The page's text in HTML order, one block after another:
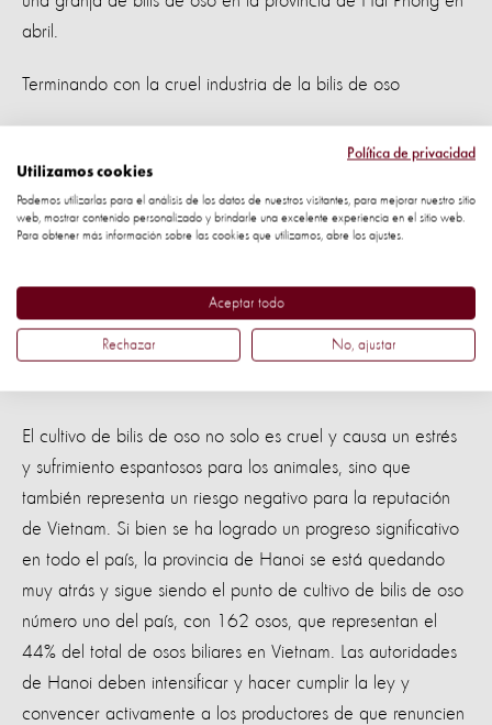
abril.
Terminando con la cruel industria de la bilis de oso
ONG asociadas han trabajado con el gobierno vietnamita,
luchando para poner fin a la cruel práctica del cultivo de
bilis de oso y proteger a la pequeña población de osos
dado como resultado una reducción de más del 90% en el
número de osos biliares en Vietnam. Pasando de 4.300
osos registrados en 2005 a 346 osos en las granjas en la
El cultivo de bilis de oso no solo es cruel y causa un estrés
y sufrimiento espantosos para los animales, sino que
también representa un riesgo negativo para la reputación
de Vietnam. Si bien se ha logrado un progreso significativo
en todo el país, la provincia de Hanoi se está quedando
muy atrás y sigue siendo el punto de cultivo de bilis de oso
número uno del país, con 162 osos, que representan el
44% del total de osos biliares en Vietnam. Las autoridades
de Hanoi deben intensificar y hacer cumplir la ley y
convencer activamente a los productores de que renuncien
Política de privacidad
Utilizamos cookies
Podemos utilizarlas para el análisis de los datos de nuestros visitantes, para mejorar nuestro sitio
web, mostrar contenido personalizado y brindarle una excelente experiencia en el sitio web.
Para obtener más información sobre las cookies que utilizamos, abre los ajustes.
Aceptar todo
Rechazar No, ajustar